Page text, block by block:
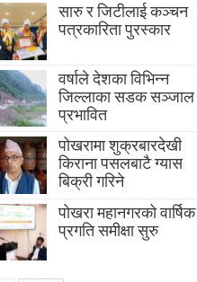
सारु र जिटीलाई कञ्चन
पत्रकारिता पुरस्कार
वर्षाले देशका विभिन्न
जिल्लाका सडक सञ्जाल
प्रभावित
पोखरामा शुक्रबारदेखी
किराना पसलबाटै ग्यास
बिक्री गरिने
पोखरा महानगरको वार्षिक
प्रगति समीक्षा सुरु